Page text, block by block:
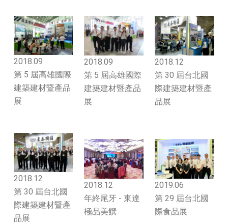
2018.09
第 5 屆高雄國際
建築建材暨產品
展
2018.09
第 5 屆高雄國際
建築建材暨產品
展
2018.12
第 30 屆台北國
際建築建材暨產
品展
2018.12
第 30 屆台北國
際建築建材暨產
品展
2018.12
年終尾牙 - 東達
極品美饌
2019.06
第 29 屆台北國
際食品展